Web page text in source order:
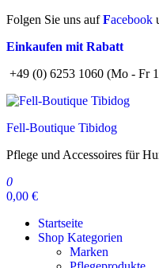
Zum
springen
Folgen Sie uns aufFacebook
Einkaufen mit Rabatt
+49 (0) 6253 1060 (Mo - Fr
Fell-Boutique Tibidog
Pflege und Accessoires für
0
0,00 €
Startseite
Shop Kategorien
Marken